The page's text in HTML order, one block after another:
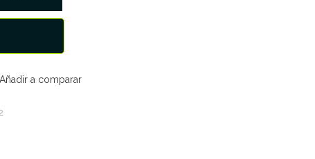
Añadir a comparar